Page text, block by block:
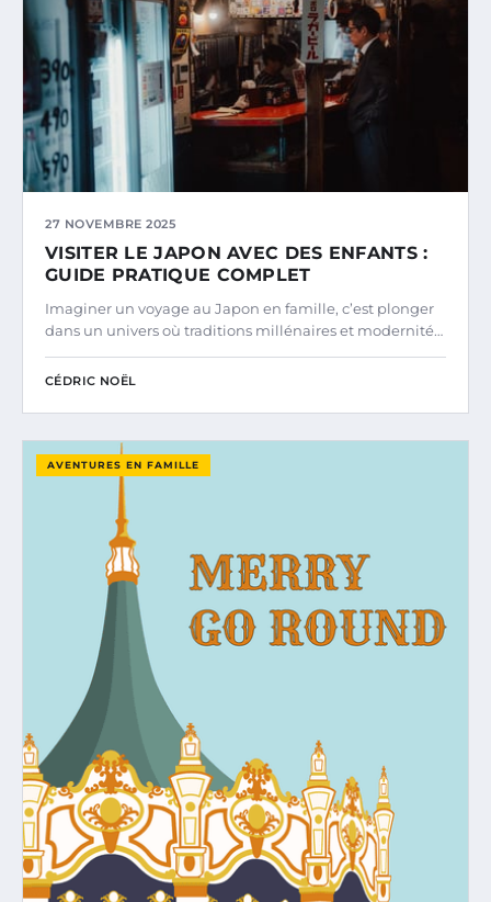
27 NOVEMBRE 2025
VISITER LE JAPON AVEC DES ENFANTS :
GUIDE PRATIQUE COMPLET
Imaginer un voyage au Japon en famille, c’est plonger
dans un univers où traditions millénaires et modernité…
CÉDRIC NOËL
AVENTURES EN FAMILLE